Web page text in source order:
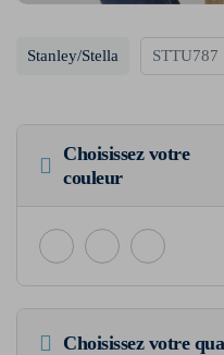
Stanley/Stella STTU787
Choisissez votre
couleur
Choisissez votre